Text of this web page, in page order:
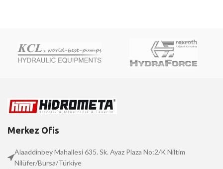
Merkez Ofis
Alaaddinbey Mahallesi 635. Sk. Ayaz Plaza No:2/K Niltim
Nilüfer/Bursa/Türkiye